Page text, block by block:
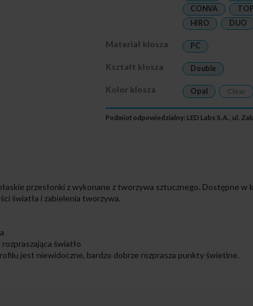
CONVA
HIRO
DUO
Materiał klosza PC
Kształt klosza Double
Kolor klosza Opal Clear
Podmiot odpowiedzialny: LED Labs S.A., ul.
przesłonki z wykonane z tworzywa sztucznego. Dostępne w
światła i zabielenia tworzywa.
światło
jest niewidoczne, bardzo dobrze rozprasza punkty świetlne.